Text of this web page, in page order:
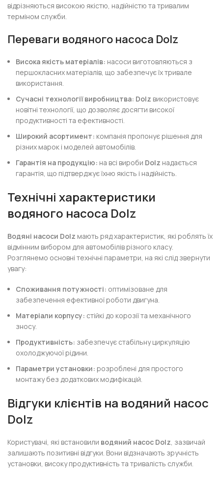
відрізняються високою якістю, надійністю та тривалим
терміном служби.
Переваги водяного насоса Dolz
Висока якість матеріалів: насоси виготовляються з
першокласних матеріалів, що забезпечує їх тривале
використання.
Сучасні технології виробництва: Dolz використовує
новітні технології, що дозволяє досягти високої
продуктивності та ефективності.
Широкий асортимент: компанія пропонує рішення для
різних марок і моделей автомобілів.
Гарантія на продукцію: на всі вироби Dolz надається
гарантія, що підтверджує їхню якість і надійність.
Технічні характеристики
водяного насоса Dolz
Водяні насоси Dolz мають ряд характеристик, які роблять їх
відмінним вибором для автомобілів різного класу.
Розглянемо основні технічні параметри, на які слід звернути
увагу:
Споживання потужності: оптимізоване для
забезпечення ефективної роботи двигуна.
Матеріали корпусу: стійкі до корозії та механічного
зносу.
Продуктивність: забезпечує стабільну циркуляцію
охолоджуючої рідини.
Параметри установки: розроблені для простого
монтажу без додаткових модифікацій.
Відгуки клієнтів на водяний насос
Dolz
Користувачі, які встановили водяний насос Dolz, зазвичай
залишають позитивні відгуки. Вони відзначають зручність
установки, високу продуктивність та тривалість служби.